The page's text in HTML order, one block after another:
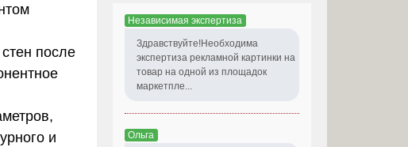
после
и
Независимая экспертиза
Здравствуйте!Необходима
экспертиза рекламной картинки на
товар на одной из площадок
маркетпле...
Ольга